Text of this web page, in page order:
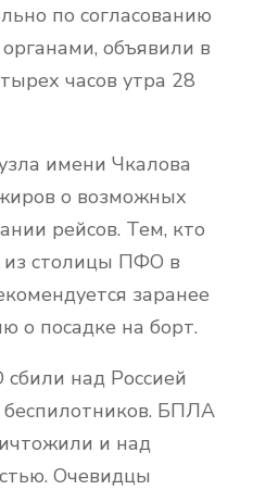
по согласованию
объявили в
часов утра 28
имени Чкалова
о возможных
рейсов. Тем, кто
из столицы ПФО в
заранее
о посадке на борт.
над Россией
беспилотников. БПЛА
и над
Очевидцы